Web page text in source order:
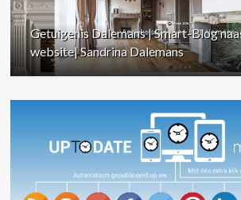
Getuigenis Dalemans | Smart-Blog
website| Sandrina Dalemans